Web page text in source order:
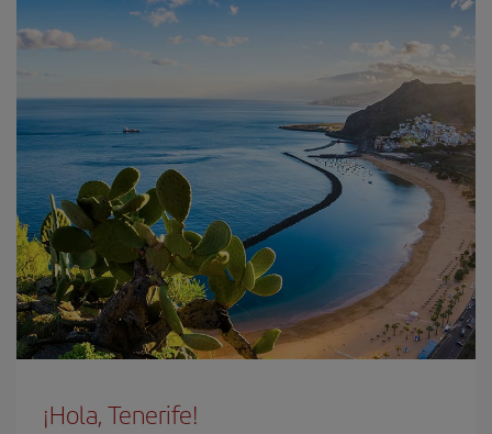
¡Hola, Tenerife!